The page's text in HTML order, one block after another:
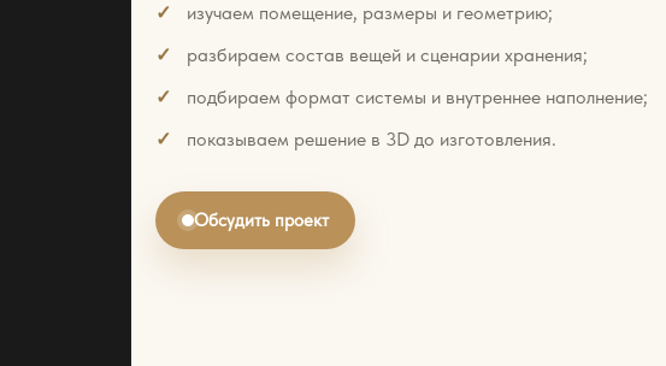
изучаем помещение, размеры и геометрию;
разбираем состав вещей и сценарии хранения;
подбираем формат системы и внутреннее наполнение;
показываем решение в 3D до изготовления.
Обсудить проект